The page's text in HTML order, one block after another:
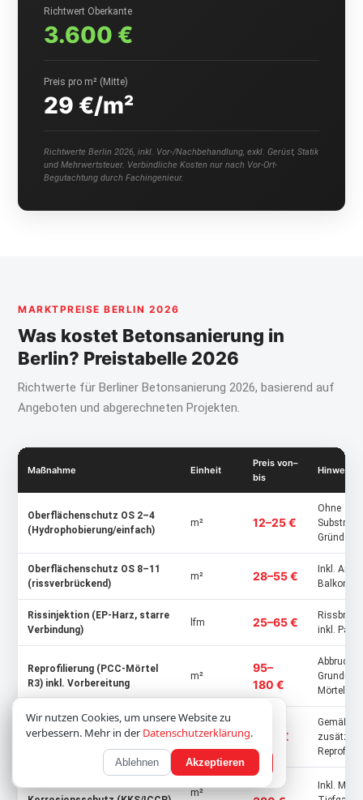
Richtwert Oberkante
3.600 €
Preis pro m² (Mitte)
29 €/m²
Richtwerte Berlin 2026, inkl. Vor-/Nachbehandlung, exkl. Gerüst, Statik
und Mehrwertsteuer. Verbindliche Kosten nur nach Vor-Ort-
Begutachtung durch Fachingenieur.
MARKTPREISE BERLIN 2026
Was kostet Betonsanierung in
Berlin? Preistabelle 2026
Richtwerte für Berliner Betonsanierung 2026, basierend auf
Angeboten und abgerechneten Projekten.
Maßnahme Einheit
Preis von–
bis
Hinweis
Oberflächenschutz OS 2–4
(Hydrophobierung/einfach)
m² 12–25 €
Ohne
Oberflächenschutz OS 8–11
(rissverbrückend)
m² 28–55 €
Inkl.
Balkone,
Rissinjektion (EP-Harz, starre
Verbindung)
lfm 25–65 €
inkl.
Reprofilierung (PCC-Mörtel
R3) inkl. Vorbereitung
m²
95–
180 €
Abbruch,
Bewehrungskorrosionsschutz
lfm 8–18 €
Gemäß
zusätzl.
Kathodischer
m²
150–
Inkl.
Wir nutzen Cookies, um unsere Website zu
verbessern. Mehr in der Datenschutzerklärung.
Ablehnen Akzeptieren
Wir verwenden Cookies; optionale Inhalte laden
erst nach Zustimmung.Datenschutz
Nur notwendige Akzeptieren